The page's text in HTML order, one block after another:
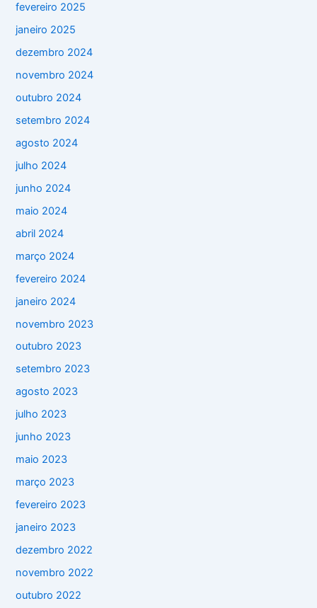
fevereiro 2025
janeiro 2025
dezembro 2024
novembro 2024
outubro 2024
setembro 2024
agosto 2024
julho 2024
junho 2024
maio 2024
abril 2024
março 2024
fevereiro 2024
janeiro 2024
novembro 2023
outubro 2023
setembro 2023
agosto 2023
julho 2023
junho 2023
maio 2023
março 2023
fevereiro 2023
janeiro 2023
dezembro 2022
novembro 2022
outubro 2022